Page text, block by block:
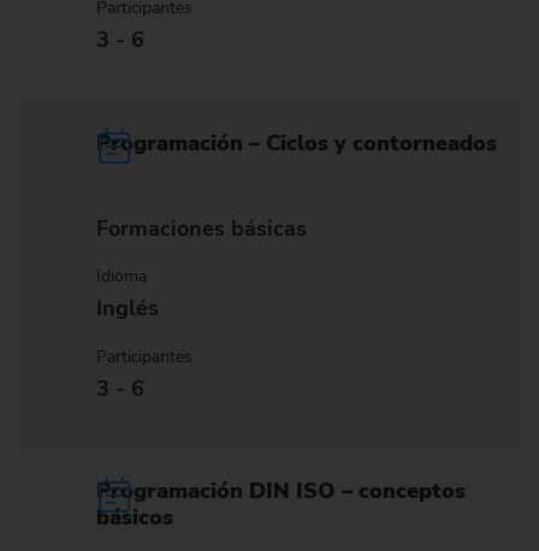
Participantes
3 - 6
Programación – Ciclos y contorneados
Formaciones básicas
Idioma
Inglés
Participantes
3 - 6
Programación DIN ISO – conceptos
básicos